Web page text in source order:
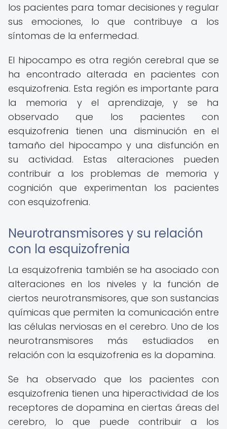
los pacientes para tomar decisiones y regular
sus emociones, lo que contribuye a los
síntomas de la enfermedad.
El hipocampo es otra región cerebral que se
ha encontrado alterada en pacientes con
esquizofrenia. Esta región es importante para
la memoria y el aprendizaje, y se ha
observado que los pacientes con
esquizofrenia tienen una disminución en el
tamaño del hipocampo y una disfunción en
su actividad. Estas alteraciones pueden
contribuir a los problemas de memoria y
cognición que experimentan los pacientes
con esquizofrenia.
Neurotransmisores y su relación
con la esquizofrenia
La esquizofrenia también se ha asociado con
alteraciones en los niveles y la función de
ciertos neurotransmisores, que son sustancias
químicas que permiten la comunicación entre
las células nerviosas en el cerebro. Uno de los
neurotransmisores más estudiados en
relación con la esquizofrenia es la dopamina.
Se ha observado que los pacientes con
esquizofrenia tienen una hiperactividad de los
receptores de dopamina en ciertas áreas del
cerebro, lo que puede contribuir a los